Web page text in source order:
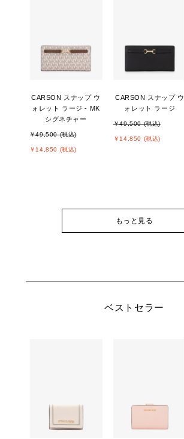
CARSON スナップ ウ
ォレット ラージ - MK
シグネチャー
￥49,500 (税込)
￥14,850 (税込)
CARSON スナップ ウ
ォレット ラージ
￥49,500 (税込)
￥14,850 (税込)
もっと見る
ベストセラー